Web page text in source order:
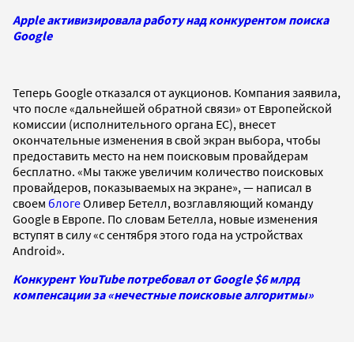
Apple активизировала работу над конкурентом поиска
Google
Теперь Google отказался от аукционов. Компания заявила,
что после «дальнейшей обратной связи» от Европейской
комиссии (исполнительного органа ЕС), внесет
окончательные изменения в свой экран выбора, чтобы
предоставить место на нем поисковым провайдерам
бесплатно. «Мы также увеличим количество поисковых
провайдеров, показываемых на экране», — написал в
своем блогеОливер Бетелл, возглавляющий команду
Google в Европе. По словам Бетелла, новые изменения
вступят в силу «с сентября этого года на устройствах
Android».
Конкурент YouTube потребовал от Google $6 млрд
компенсации за «нечестные поисковые алгоритмы»